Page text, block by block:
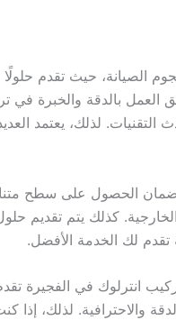
الصيانة، حيث تقدم
العمل بالدقة والخبرة
التقنيات. لذلك، يعتمد
لضمان الحصول على سطح
كذلك يتم تقديم
لك الخدمة الأفضل.
انترلوك في الفجيرة
والاحترافية. لذلك، إذا